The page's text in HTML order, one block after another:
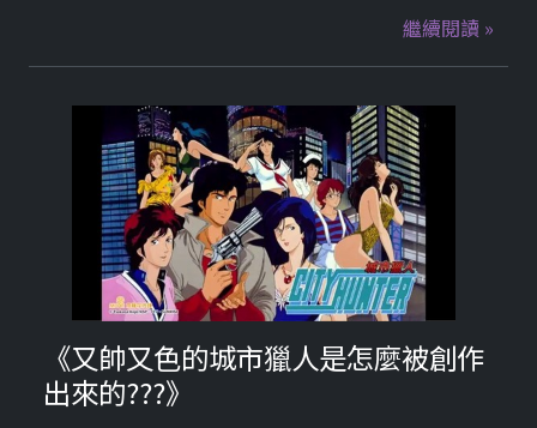
繼續閱讀 »
《又帥又色的城市獵人是怎麼被創作
出來的???》